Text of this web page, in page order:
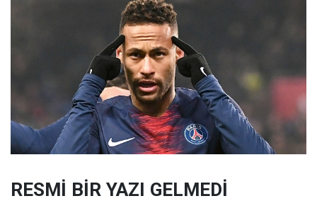
RESMİ BİR YAZI GELMEDİ